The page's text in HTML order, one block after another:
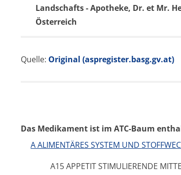
Landschafts - Apotheke, Dr. et Mr.
Österreich
Quelle: Original (aspregister.basg.gv.at)
Das Medikament ist im ATC-Baum
A ALIMENTÄRES SYSTEM UND
A15 APPETIT STIMULIERENDE